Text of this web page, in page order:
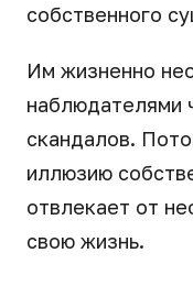
собственного
Им жизненно
наблюдателями
скандалов.
иллюзию
отвлекает от
свою жизнь.